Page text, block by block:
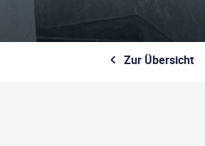
Zur Übersicht